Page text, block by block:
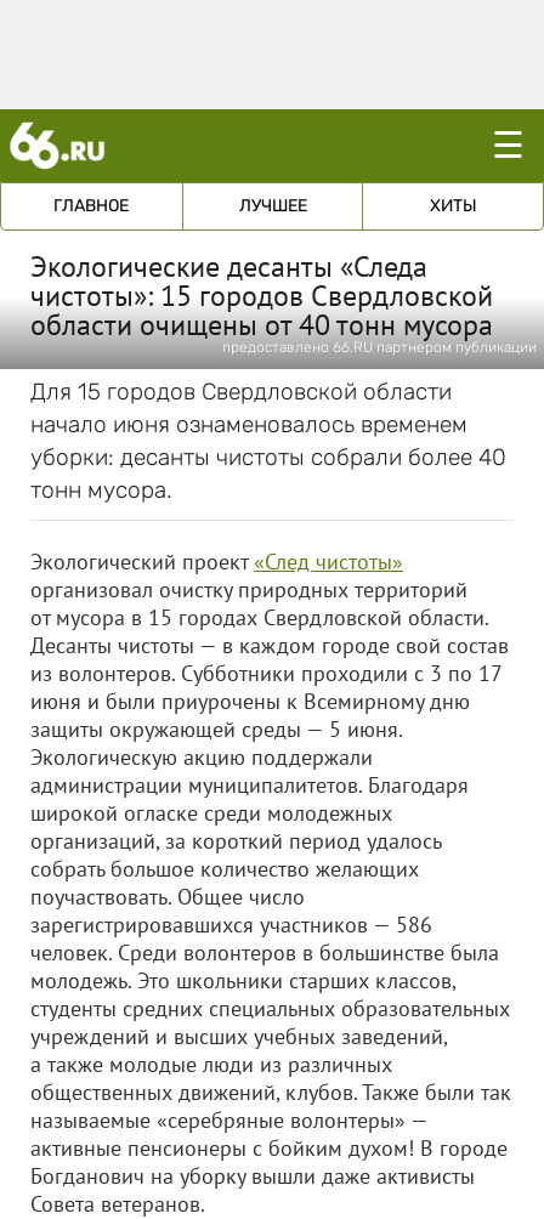
☰
ГЛАВНОЕ ЛУЧШЕЕ ХИТЫ
Экологические десанты «Следа
чистоты»: 15 городов Свердловской
области очищены от 40 тонн мусора
предоставлено 66.RU партнером публикации
Для 15 городов Свердловской области
начало июня ознаменовалось временем
уборки: десанты чистоты собрали более 40
тонн мусора.
Экологический проект«След чистоты»
организовал очистку природных территорий
от мусора в 15 городах Свердловской области.
Десанты чистоты — в каждом городе свой состав
из волонтеров. Субботники проходили с 3 по 17
июня и были приурочены к Всемирному дню
защиты окружающей среды — 5 июня.
Экологическую акцию поддержали
администрации муниципалитетов. Благодаря
широкой огласке среди молодежных
организаций, за короткий период удалось
собрать большое количество желающих
поучаствовать. Общее число
зарегистрировавшихся участников — 586
человек. Среди волонтеров в большинстве была
молодежь. Это школьники старших классов,
студенты средних специальных образовательных
учреждений и высших учебных заведений,
а также молодые люди из различных
общественных движений, клубов. Также были так
называемые «серебряные волонтеры» —
активные пенсионеры с бойким духом! В городе
Богданович на уборку вышли даже активисты
Совета ветеранов.